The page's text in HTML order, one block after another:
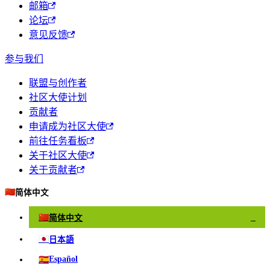
邮箱
论坛
意见反馈
参与我们
联盟与创作者
社区大使计划
贡献者
申请成为社区大使
前往任务看板
关于社区大使
关于贡献者
🇨🇳简体中文
🇨🇳简体中文
🇯🇵 日本語
🇪🇸Español